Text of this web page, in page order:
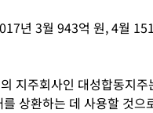
년 3월 943억 원, 4월
지주회사인 대성합동지
상환하는 데 사용할 것으